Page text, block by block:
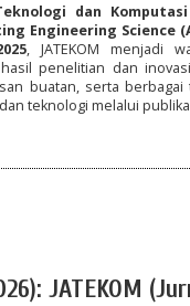
dan Komputasi
Engineering Science
, JATEKOM menjadi
penelitian dan
buatan, serta
teknologi melalui
JATEKOM